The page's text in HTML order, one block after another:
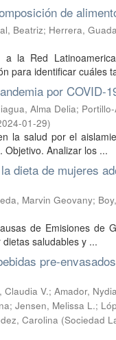
de
Beatriz; Herrera,
a la Red
para identificar cuáles
por COVID-
Alma Delia;
01-29)
la salud por el
Analizar los ...
dieta de mujeres
Marvin Geovany;
de Emisiones de
saludables y ...
pre-
Claudia V.; Amador,
; Jensen, Melissa L.;
Carolina (Sociedad